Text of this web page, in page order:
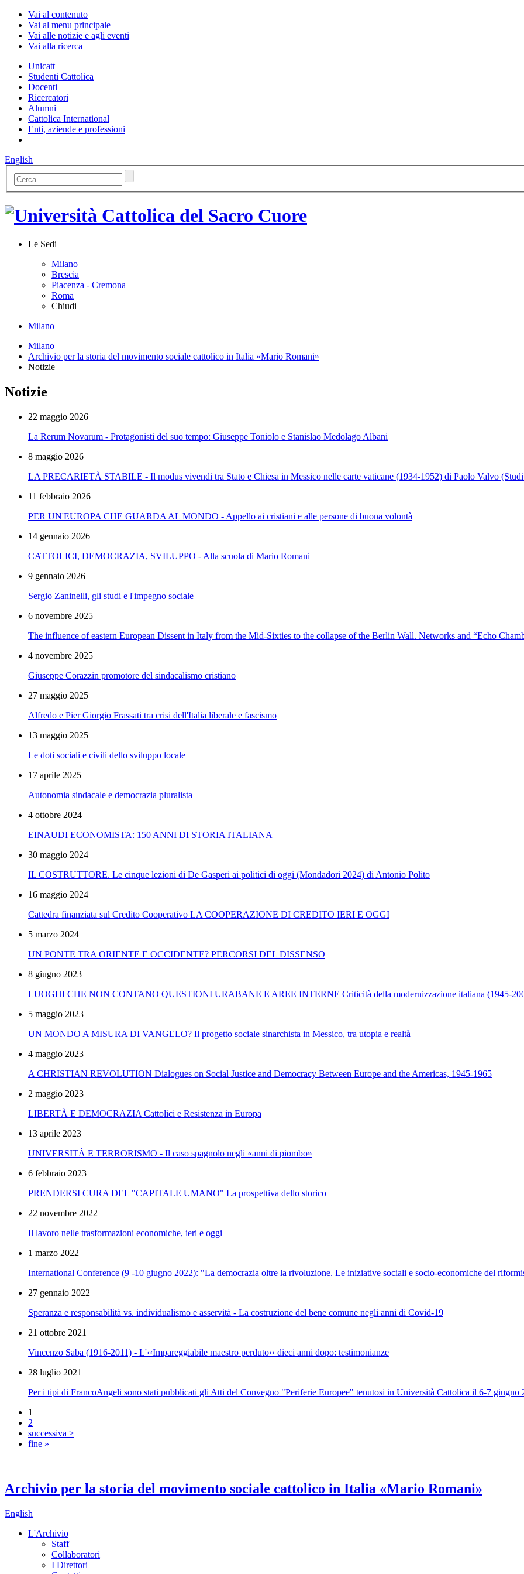
Vai al contenuto
Vai al menu principale
Vai alle notizie e agli eventi
Vai alla ricerca
Unicatt
Studenti Cattolica
Docenti
Ricercatori
Alumni
Cattolica International
Enti, aziende e professioni
English
Le Sedi
Milano
Brescia
Piacenza - Cremona
Roma
Chiudi
Milano
Milano
Archivio per la storia del movimento sociale cattolico in Italia «Mario Romani»
Notizie
Notizie
22 maggio 2026
La Rerum Novarum - Protagonisti del suo tempo: Giuseppe Toniolo e Stanislao Medolago Albani
8 maggio 2026
LA PRECARIETÀ STABILE - Il modus vivendi tra Stato e Chiesa in Messico nelle carte vaticane (1934-1952) di Paolo Valvo
11 febbraio 2026
PER UN'EUROPA CHE GUARDA AL MONDO - Appello ai cristiani e alle persone di buona volontà
14 gennaio 2026
CATTOLICI, DEMOCRAZIA, SVILUPPO - Alla scuola di Mario Romani
9 gennaio 2026
Sergio Zaninelli, gli studi e l'impegno sociale
6 novembre 2025
The influence of eastern European Dissent in Italy from the Mid-Sixties to the collapse of the Berlin Wall. Networks and “Echo
4 novembre 2025
Giuseppe Corazzin promotore del sindacalismo cristiano
27 maggio 2025
Alfredo e Pier Giorgio Frassati tra crisi dell'Italia liberale e fascismo
13 maggio 2025
Le doti sociali e civili dello sviluppo locale
17 aprile 2025
Autonomia sindacale e democrazia pluralista
4 ottobre 2024
EINAUDI ECONOMISTA: 150 ANNI DI STORIA ITALIANA
30 maggio 2024
IL COSTRUTTORE. Le cinque lezioni di De Gasperi ai politici di oggi (Mondadori 2024) di Antonio Polito
16 maggio 2024
Cattedra finanziata sul Credito Cooperativo LA COOPERAZIONE DI CREDITO IERI E OGGI
5 marzo 2024
UN PONTE TRA ORIENTE E OCCIDENTE? PERCORSI DEL DISSENSO
8 giugno 2023
LUOGHI CHE NON CONTANO QUESTIONI URABANE E AREE INTERNE Criticità della modernizzazione italiana (1945-
5 maggio 2023
UN MONDO A MISURA DI VANGELO? Il progetto sociale sinarchista in Messico, tra utopia e realtà
4 maggio 2023
A CHRISTIAN REVOLUTION Dialogues on Social Justice and Democracy Between Europe and the Americas, 1945-1965
2 maggio 2023
LIBERTÀ E DEMOCRAZIA Cattolici e Resistenza in Europa
13 aprile 2023
UNIVERSITÀ E TERRORISMO - Il caso spagnolo negli «anni di piombo»
6 febbraio 2023
PRENDERSI CURA DEL "CAPITALE UMANO" La prospettiva dello storico
22 novembre 2022
Il lavoro nelle trasformazioni economiche, ieri e oggi
1 marzo 2022
International Conference (9 -10 giugno 2022): "La democrazia oltre la rivoluzione. Le iniziative sociali e socio-economiche del
27 gennaio 2022
Speranza e responsabilità vs. individualismo e asservità - La costruzione del bene comune negli anni di Covid-19
21 ottobre 2021
Vincenzo Saba (1916-2011) - L'‹‹Impareggiabile maestro perduto›› dieci anni dopo: testimonianze
28 luglio 2021
Per i tipi di FrancoAngeli sono stati pubblicati gli Atti del Convegno "Periferie Europee" tenutosi in Università Cattolica il 6-7 giugno
1
2
successiva >
fine »
Archivio per la storia del movimento sociale cattolico in Italia «Mario Romani»
English
L'Archivio
Staff
Collaboratori
I Direttori